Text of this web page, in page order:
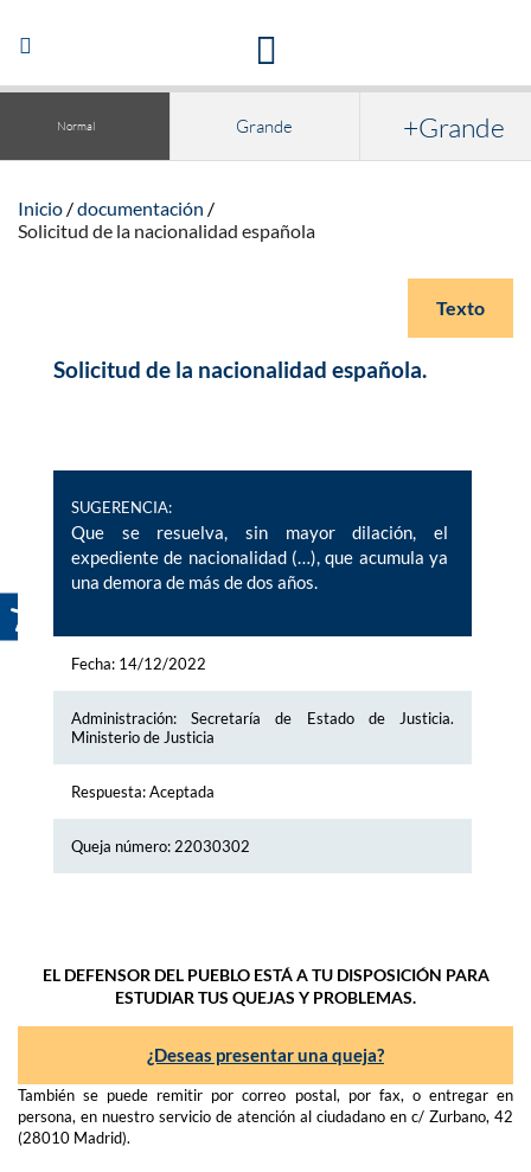
Abrir/Cerrar
navegación
Normal Grande +Grande
Inicio
documentación
Solicitud de la nacionalidad española
Texto
Solicitud de la nacionalidad española.
SUGERENCIA:
Que se resuelva, sin mayor dilación, el
expediente de nacionalidad (…), que acumula ya
una demora de más de dos años.
Fecha: 14/12/2022
Administración: Secretaría de Estado de Justicia.
Ministerio de Justicia
Respuesta: Aceptada
Queja número: 22030302
EL DEFENSOR DEL PUEBLO ESTÁ A TU DISPOSICIÓN PARA
ESTUDIAR TUS QUEJAS Y PROBLEMAS.
¿Deseas presentar una queja?
También se puede remitir por correo postal, por fax, o entregar en
persona, en nuestro servicio de atención al ciudadano en c/ Zurbano, 42
(28010 Madrid).